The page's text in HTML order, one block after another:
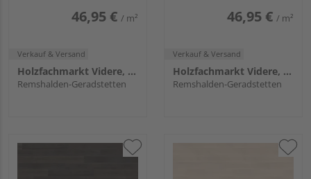
46,95 € / m²
Verkauf & Versand
Holzfachmarkt Videre, Remshalden
Remshalden-Geradstetten
46,95 € / m²
Verkauf & Versand
Holzfachmarkt Videre, Remshalden
Remshalden-Geradstetten